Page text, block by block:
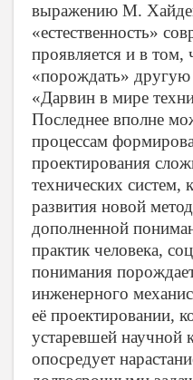
выражению М.
«естественность»
проявляется и в том,
«порождать» другую
«Дарвин в мире
Последнее вполне
процессам
проектирования
технических систем,
развития новой
дополненной
практик человека,
понимания
инженерного
её проектировании,
устаревшей научной
опосредует